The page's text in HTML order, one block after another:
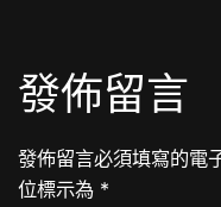
發佈留言
發佈留言必須填寫的電
位標示為 *